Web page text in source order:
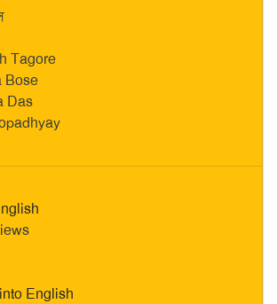
Tagore
Bose
Das
English